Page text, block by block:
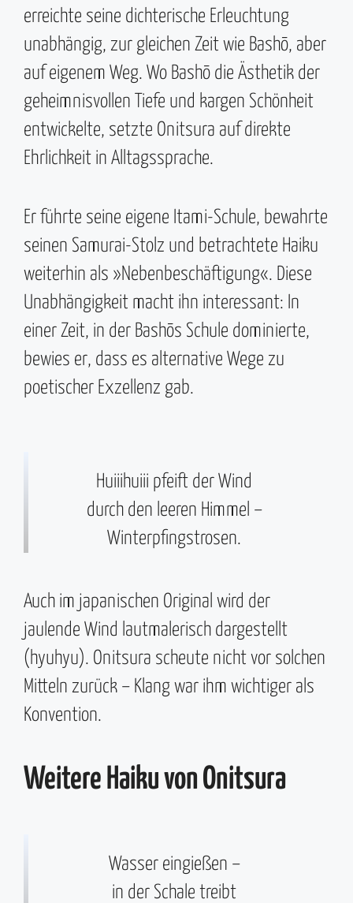
erreichte seine dichterische Erleuchtung
unabhängig, zur gleichen Zeit wie Bashō, aber
auf eigenem Weg. Wo Bashō die Ästhetik der
geheimnisvollen Tiefe und kargen Schönheit
entwickelte, setzte Onitsura auf direkte
Ehrlichkeit in Alltagssprache.
Er führte seine eigene Itami-Schule, bewahrte
seinen Samurai-Stolz und betrachtete Haiku
weiterhin als »Nebenbeschäftigung«. Diese
Unabhängigkeit macht ihn interessant: In
einer Zeit, in der Bashōs Schule dominierte,
bewies er, dass es alternative Wege zu
poetischer Exzellenz gab.
Huiiihuiii pfeift der Wind
durch den leeren Himmel –
Winterpfingstrosen.
Auch im japanischen Original wird der
jaulende Wind lautmalerisch dargestellt
(hyuhyu). Onitsura scheute nicht vor solchen
Mitteln zurück – Klang war ihm wichtiger als
Konvention.
Weitere Haiku von Onitsura
Wasser eingießen –
in der Schale treibt